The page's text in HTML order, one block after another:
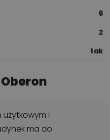
6
2
tak
i
ma do